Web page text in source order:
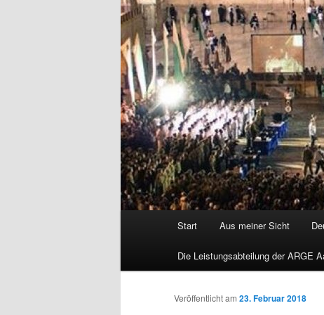
Start Aus meiner Sicht
Die Leistungsabteilung der ARGE
Veröffentlicht am 23. Februar 2018